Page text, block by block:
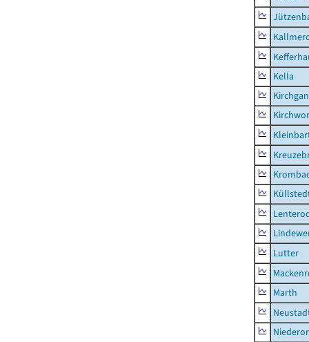
Kella
Lutter
Marth